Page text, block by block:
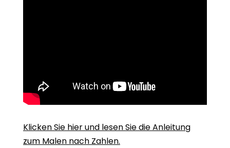
Klicken Sie hier und lesen Sie die Anleitung
zum Malen nach Zahlen.